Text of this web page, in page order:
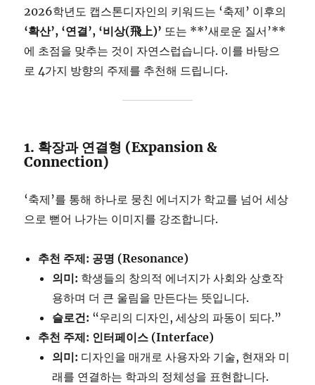
2026학년도 캡스톤디자인의 키워드는 ‘축제’ 이후의
‘확산’, ‘연결’, ‘비상(飛上)’ 또는 **’새로운 질서’**
에 초점을 맞추는 것이 자연스럽습니다. 이를 바탕으
로 4가지 방향의 주제를 추천해 드립니다.
1. 확장과 연결형 (Expansion &
Connection)
‘축제’를 통해 하나로 뭉친 에너지가 학교를 넘어 세상
으로 뻗어 나가는 이미지를 강조합니다.
추천 주제: 공명 (Resonance)
의미: 학생들의 창의적 에너지가 사회와 상호작
용하며 더 큰 울림을 만든다는 뜻입니다.
슬로건: “우리의 디자인, 세상의 파동이 되다.”
추천 주제: 인터페이스 (Interface)
의미: 디자인을 매개로 사용자와 기술, 현재와 미
래를 연결하는 학과의 정체성을 표현합니다.